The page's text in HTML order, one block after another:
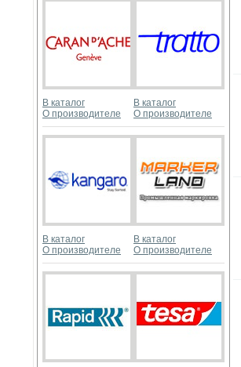
В каталог
О производителе
В каталог
О производителе
В каталог
О производителе
В каталог
О производителе